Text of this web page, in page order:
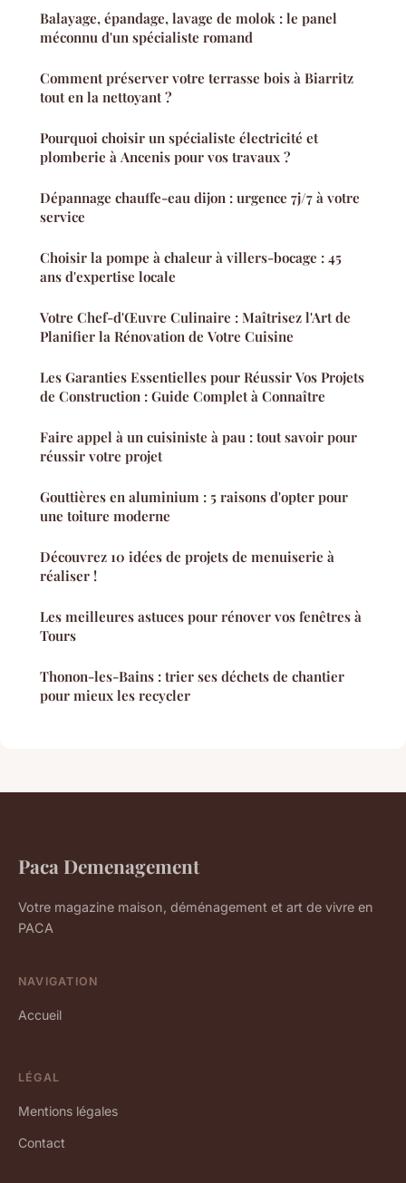
Balayage, épandage, lavage de molok : le panel
méconnu d'un spécialiste romand
Comment préserver votre terrasse bois à Biarritz
tout en la nettoyant ?
Pourquoi choisir un spécialiste électricité et
plomberie à Ancenis pour vos travaux ?
Dépannage chauffe-eau dijon : urgence 7j/7 à votre
service
Choisir la pompe à chaleur à villers-bocage : 45
ans d'expertise locale
Votre Chef-d'Œuvre Culinaire : Maîtrisez l'Art de
Planifier la Rénovation de Votre Cuisine
Les Garanties Essentielles pour Réussir Vos Projets
de Construction : Guide Complet à Connaître
Faire appel à un cuisiniste à pau : tout savoir pour
réussir votre projet
Gouttières en aluminium : 5 raisons d'opter pour
une toiture moderne
Découvrez 10 idées de projets de menuiserie à
réaliser !
Les meilleures astuces pour rénover vos fenêtres à
Tours
Thonon-les-Bains : trier ses déchets de chantier
pour mieux les recycler
Paca Demenagement
Votre magazine maison, déménagement et art de vivre en
PACA
NAVIGATION
Accueil
LÉGAL
Mentions légales
Contact